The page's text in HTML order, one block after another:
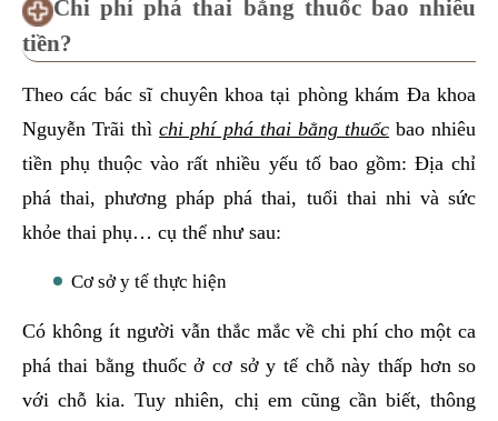
Chi phí phá thai bằng thuốc bao nhiêu
tiền?
Theo các bác sĩ chuyên khoa tại phòng khám Đa khoa
Nguyễn Trãi thìchi phí phá thai bằng thuốc bao nhiêu
tiền phụ thuộc vào rất nhiều yếu tố bao gồm: Địa chỉ
phá thai, phương pháp phá thai, tuổi thai nhi và sức
khỏe thai phụ… cụ thể như sau:
Cơ sở y tế thực hiện
Có không ít người vẫn thắc mắc về chi phí cho một ca
phá thai bằng thuốc ở cơ sở y tế chỗ này thấp hơn so
với chỗ kia. Tuy nhiên, chị em cũng cần biết, thông